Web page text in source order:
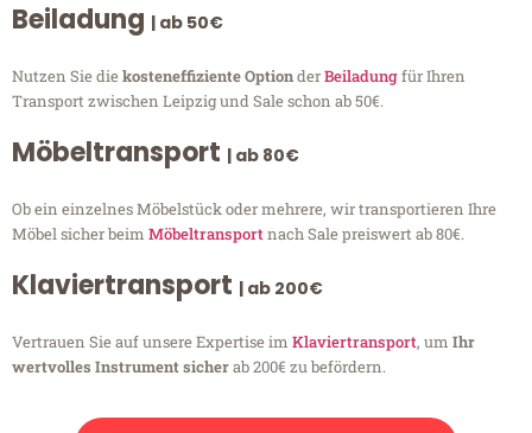
Beiladung | ab 50€
Nutzen Sie diekosteneffiziente OptionderBeiladungfür Ihren
Transport zwischen Leipzig und Sale schon ab 50€.
Möbeltransport | ab 80€
Ob ein einzelnes Möbelstück oder mehrere, wir transportieren Ihre
Möbel sicher beim Möbeltransportnach Sale preiswert ab 80€.
Klaviertransport | ab 200€
Vertrauen Sie auf unsere Expertise im Klaviertransport, um Ihr
wertvolles Instrument sicherab 200€ zu befördern.